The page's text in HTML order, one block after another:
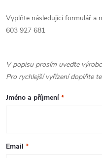
í
r
k
y
v
Vyplňte následující formulář a
603 927 681
V popisu prosím uveďte
Pro rychlejší vyřízení doplňte
Jméno a příjmení *
Email *